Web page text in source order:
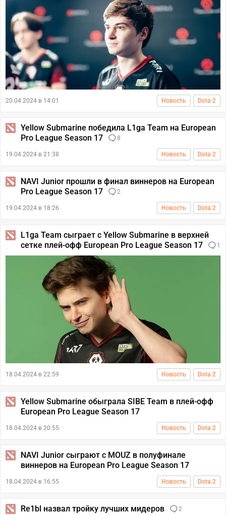
20.04.2024 в 14:01 Новость Dota 2
Yellow Submarine победила L1ga Team на European
Pro League Season 17
8
19.04.2024 в 21:38 Новость Dota 2
NAVI Junior прошли в финал виннеров на European
Pro League Season 17
2
19.04.2024 в 18:26 Новость Dota 2
L1ga Team сыграет с Yellow Submarine в верхней
сетке плей-офф European Pro League Season 17
1
18.04.2024 в 22:59 Новость Dota 2
Yellow Submarine обыграла SIBE Team в плей-офф
European Pro League Season 17
18.04.2024 в 20:55 Новость Dota 2
NAVI Junior сыграют с MOUZ в полуфинале
виннеров на European Pro League Season 17
18.04.2024 в 16:55 Новость Dota 2
Re1bl назвал тройку лучших мидеров 2